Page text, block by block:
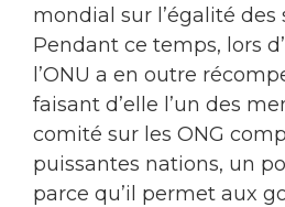
mondial sur l’égalité des
Pendant ce temps, lors
l’ONU a en outre
faisant d’elle l’un des
comité sur les ONG
puissantes nations, un
parce qu’il permet aux